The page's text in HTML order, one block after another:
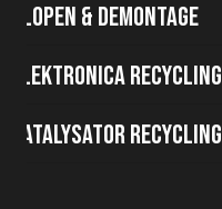
Slopen & demontage
Elektronica recycling
Katalysator recycling